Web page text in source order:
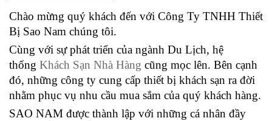
Chào mừng quý khách đến với Công Ty TNHH Thiết
Bị Sao Nam chúng tôi.
Cùng với sự phát triển của ngành Du Lịch, hệ
thống Khách Sạn Nhà Hàng cũng mọc lên. Bên cạnh
đó, những công ty cung cấp thiết bị khách sạn ra đời
nhằm phục vụ nhu cầu mua sắm của quý khách hàng.
SAO NAM được thành lập với những cá nhân đầy